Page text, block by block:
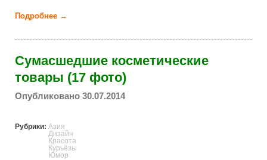
Подробнее →
Сумасшедшие косметические
товары (17 фото)
Опубликовано 30.07.2014
Рубрики: Азия
Дизайн
Красота
Курьёзы
Юмор